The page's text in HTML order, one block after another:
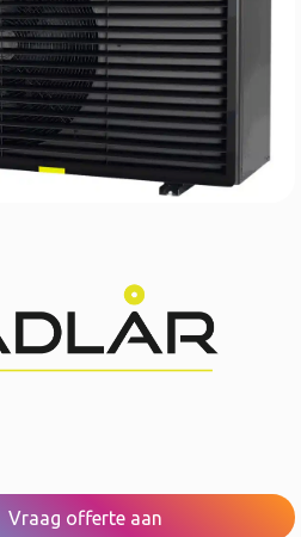
Vraag offerte aan